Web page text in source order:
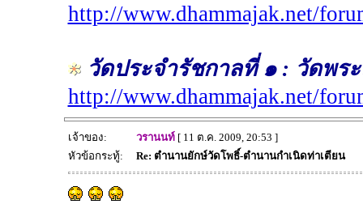
http://www.dhammajak.net/
วัดประจำรัชกาลที่ ๑ : วัดพร
http://www.dhammajak.net/
เจ้าของ: วรานนท์[ 11 ต.ค. 2009, 20:53 ]
หัวข้อกระทู้:
Re: ตำนานยักษ์วัดโพธิ์-ตำนานกำเนิดท่าเตียน